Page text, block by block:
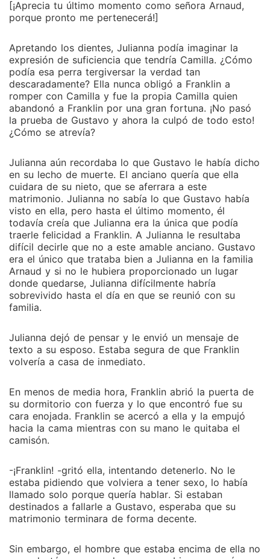
[¡Aprecia tu último momento como señora Arnaud,
porque pronto me pertenecerá!]
Apretando los dientes, Julianna podía imaginar la
expresión de suficiencia que tendría Camilla. ¿Cómo
podía esa perra tergiversar la verdad tan
descaradamente? Ella nunca obligó a Franklin a
romper con Camilla y fue la propia Camilla quien
abandonó a Franklin por una gran fortuna. ¡No pasó
la prueba de Gustavo y ahora la culpó de todo esto!
¿Cómo se atrevía?
Julianna aún recordaba lo que Gustavo le había dicho
en su lecho de muerte. El anciano quería que ella
cuidara de su nieto, que se aferrara a este
matrimonio. Julianna no sabía lo que Gustavo había
visto en ella, pero hasta el último momento, él
todavía creía que Julianna era la única que podía
traerle felicidad a Franklin. A Julianna le resultaba
difícil decirle que no a este amable anciano. Gustavo
era el único que trataba bien a Julianna en la familia
Arnaud y si no le hubiera proporcionado un lugar
donde quedarse, Julianna difícilmente habría
sobrevivido hasta el día en que se reunió con su
familia.
Julianna dejó de pensar y le envió un mensaje de
texto a su esposo. Estaba segura de que Franklin
volvería a casa de inmediato.
En menos de media hora, Franklin abrió la puerta de
su dormitorio con fuerza y lo que encontró fue su
cara enojada. Franklin se acercó a ella y la empujó
hacia la cama mientras con su mano le quitaba el
camisón.
-¡Franklin! -gritó ella, intentando detenerlo. No le
estaba pidiendo que volviera a tener sexo, lo había
llamado solo porque quería hablar. Si estaban
destinados a fallarle a Gustavo, esperaba que su
matrimonio terminara de forma decente.
Sin embargo, el hombre que estaba encima de ella no